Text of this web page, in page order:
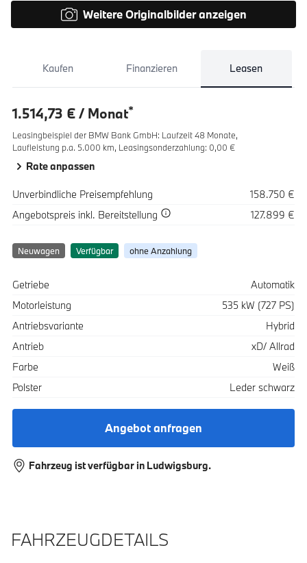
Weitere Originalbilder anzeigen
Kaufen Finanzieren Leasen
1.514,73 € / Monat*
Leasingbeispiel der BMW Bank GmbH: Laufzeit 48 Monate,
Laufleistung p.a. 5.000 km, Leasingsonderzahlung: 0,00 €
Rate anpassen
SpezifikationWert
Unverbindliche Preisempfehlung
158.750 €
Spezifikation Wert
Angebotspreis inkl. Bereitstellung 127.899 €
Neuwagen Verfügbar ohne Anzahlung
Spezifikation
Getriebe
Automatik
Motorleistung
535 kW (727 PS)
Antriebsvariante
Hybrid
Antrieb
xD/ Allrad
Farbe
Weiß
Polster
Leder schwarz
Angebot anfragen
Fahrzeug ist verfügbar in Ludwigsburg.
FAHRZEUGDETAILS